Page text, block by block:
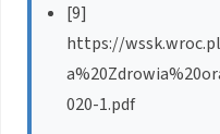
[9]
https://
020-1.pdf